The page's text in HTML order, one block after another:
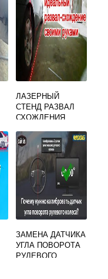
ЛАЗЕРНЫЙ
СТЕНД РАЗВАЛ
СХОЖДЕНИЯ
ЗАМЕНА ДАТЧИКА
УГЛА ПОВОРОТА
РУЛЕВОГО